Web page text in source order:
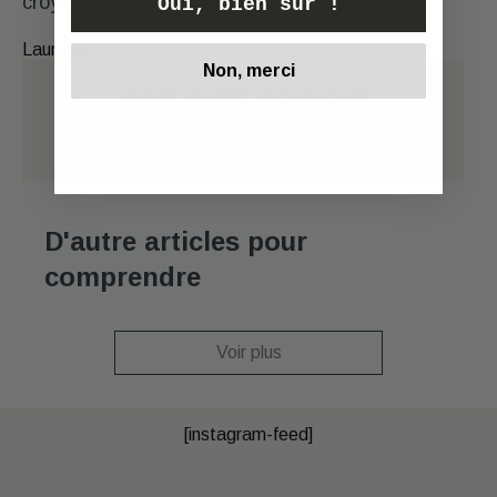
Laurence
Visiter la pagenos valeurs
D'autre articles pour
comprendre
Voir plus
[instagram-feed]
Non, merci